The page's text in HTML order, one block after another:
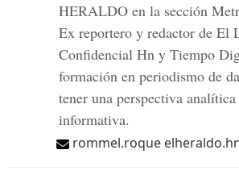
HERALDO en la sección
Ex reportero y redactor de El
Confidencial Hn y Tiempo
formación en periodismo de
tener una perspectiva
informativa.
rommel.roque